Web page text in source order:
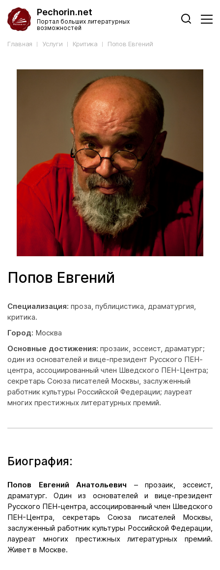
Pechorin.net
Портал больших литературных
возможностей
Главная Услуги Критика Попов Евгений
Попов Евгений
Специализация: проза, публицистика, драматургия,
критика.
Город: Москва
Основные достижения: прозаик, эссеист, драматург;
один из основателей и вице-президент Русского ПЕН-
центра, ассоциированный член Шведского ПЕН-Центра;
секретарь Союза писателей Москвы, заслуженный
работник культуры Российской Федерации; лауреат
многих престижных литературных премий.
Биография:
Попов Евгений Анатольевич – прозаик, эссеист,
драматург. Один из основателей и вице-президент
Русского ПЕН-центра, ассоциированный член Шведского
ПЕН-Центра, секретарь Союза писателей Москвы,
заслуженный работник культуры Российской Федерации,
лауреат многих престижных литературных премий.
Живет в Москве.